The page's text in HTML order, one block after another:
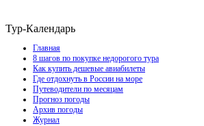
Тур-Календарь
Главная
8 шагов по покупке недорогого тура
Как купить дешевые авиабилеты
Где отдохнуть в России на море
Путеводители по месяцам
Прогноз погоды
Архив погоды
Журнал